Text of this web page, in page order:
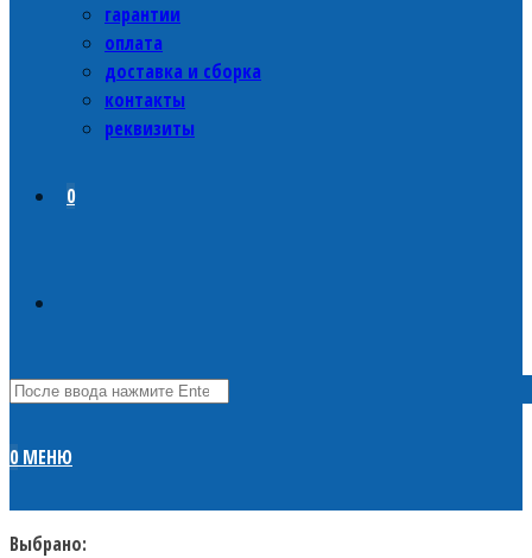
гарантии
оплата
доставка и сборка
контакты
реквизиты
0
0 МЕНЮ
Выбрано: